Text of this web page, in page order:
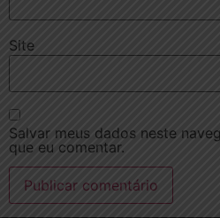
Site
Salvar meus dados neste
que eu comentar.